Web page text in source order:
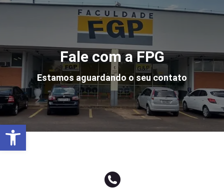
Fale com a FPG
Estamos aguardando o seu contato
Abrir a barra de ferramentas